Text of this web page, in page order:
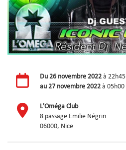
Du 26 novembre 2022 à 22h45
au 27 novembre 2022 à 05h00
L'Oméga Club
8 passage Emilie Négrin
06000, Nice